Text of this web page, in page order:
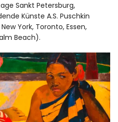
Sankt Petersburg,
Künste A.S. Puschkin
York, Toronto, Essen,
Beach).